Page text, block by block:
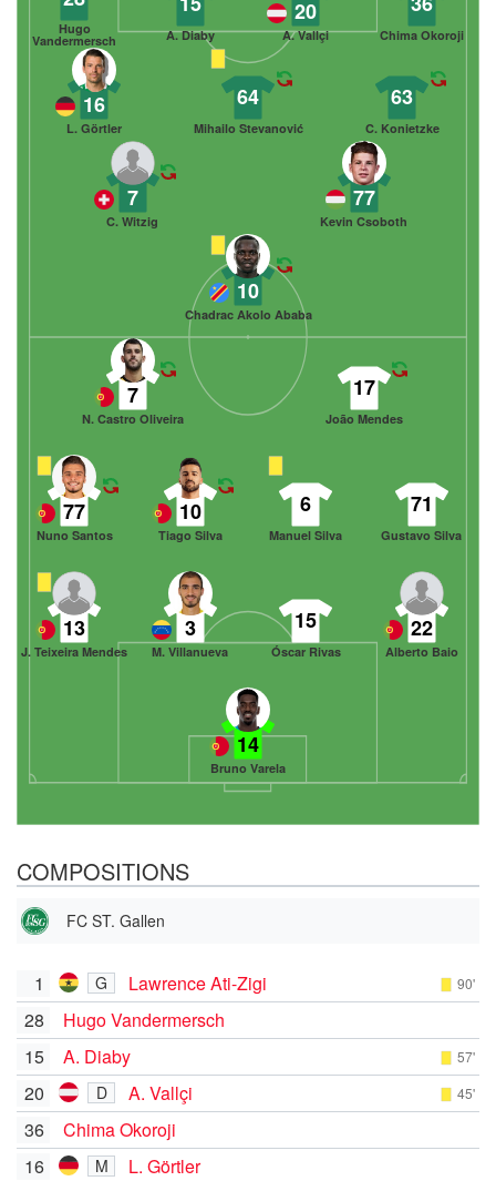
Chima Okoroji
20
A. Vallçi
A. Diaby
Hugo
Vandermersch
63
C. Konietzke
64
Mihailo Stevanović
16
L. Görtler
77
Kevin Csoboth
7
C. Witzig
10
Chadrac Akolo Ababa
14
Bruno Varela
13
J. Teixeira Mendes
3
M. Villanueva
15
Óscar Rivas
22
Alberto Baio
77
Nuno Santos
10
Tiago Silva
6
Manuel Silva
71
Gustavo Silva
7
N. Castro Oliveira
17
João Mendes
COMPOSITIONS
FC ST. Gallen
1 G Lawrence Ati-Zigi 90'
28
Hugo Vandermersch
15
A. Diaby 57'
20 D A. Vallçi 45'
36
Chima Okoroji
16
M
L. Görtler